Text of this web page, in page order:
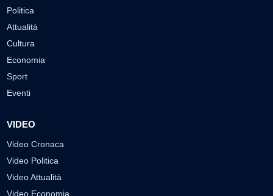
Politica
Attualità
Cultura
Economia
Sport
Eventi
VIDEO
Video Cronaca
Video Politica
Video Attualità
Video Economia